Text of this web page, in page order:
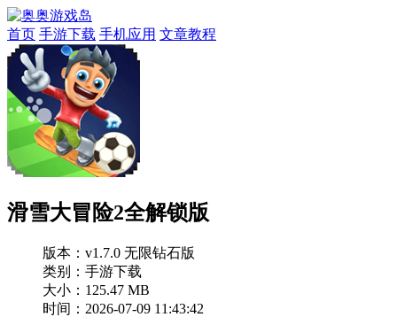
首页 手游下载 手机应用 文章教程
滑雪大冒险2全解锁版
版本： v1.7.0 无限钻石版
类别：手游下载
大小：125.47 MB
时间：2026-07-09 11:43:42